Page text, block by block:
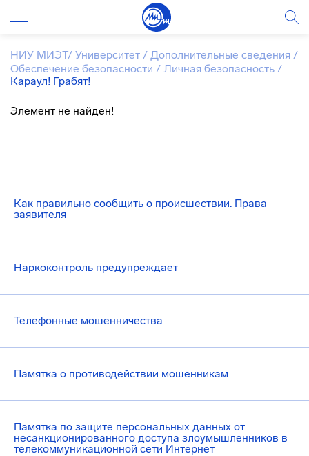
Как правильно сообщить о происшествии. Права
заявителя
Наркоконтроль предупреждает
Телефонные мошенничества
Памятка о противодействии мошенникам
Памятка по защите персональных данных от
несанкционированного доступа злоумышленников в
телекоммуникационной сети Интернет
НИУ МИЭТ/ Университет / Дополнительные сведения /
Обеспечение безопасности / Личная безопасность /
Караул! Грабят!
Элемент не найден!